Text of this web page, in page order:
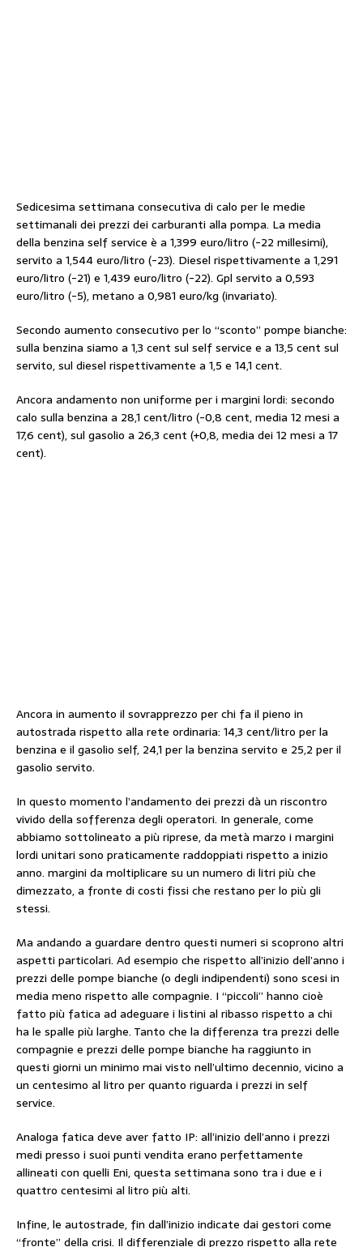
Sedicesima settimana consecutiva di calo per le medie
settimanali dei prezzi dei carburanti alla pompa. La media
della benzina self service è a 1,399 euro/litro (-22 millesimi),
servito a 1,544 euro/litro (-23). Diesel rispettivamente a 1,291
euro/litro (-21) e 1,439 euro/litro (-22). Gpl servito a 0,593
euro/litro (-5), metano a 0,981 euro/kg (invariato).
Secondo aumento consecutivo per lo “sconto” pompe bianche:
sulla benzina siamo a 1,3 cent sul self service e a 13,5 cent sul
servito, sul diesel rispettivamente a 1,5 e 14,1 cent.
Ancora andamento non uniforme per i margini lordi: secondo
calo sulla benzina a 28,1 cent/litro (-0,8 cent, media 12 mesi a
17,6 cent), sul gasolio a 26,3 cent (+0,8, media dei 12 mesi a 17
cent).
Ancora in aumento il sovrapprezzo per chi fa il pieno in
autostrada rispetto alla rete ordinaria: 14,3 cent/litro per la
benzina e il gasolio self, 24,1 per la benzina servito e 25,2 per il
gasolio servito.
In questo momento l’andamento dei prezzi dà un riscontro
vivido della sofferenza degli operatori. In generale, come
abbiamo sottolineato a più riprese, da metà marzo i margini
lordi unitari sono praticamente raddoppiati rispetto a inizio
anno. margini da moltiplicare su un numero di litri più che
dimezzato, a fronte di costi fissi che restano per lo più gli
stessi.
Ma andando a guardare dentro questi numeri si scoprono altri
aspetti particolari. Ad esempio che rispetto all’inizio dell’anno i
prezzi delle pompe bianche (o degli indipendenti) sono scesi in
media meno rispetto alle compagnie. I “piccoli” hanno cioè
fatto più fatica ad adeguare i listini al ribasso rispetto a chi
ha le spalle più larghe. Tanto che la differenza tra prezzi delle
compagnie e prezzi delle pompe bianche ha raggiunto in
questi giorni un minimo mai visto nell’ultimo decennio, vicino a
un centesimo al litro per quanto riguarda i prezzi in self
service.
Analoga fatica deve aver fatto IP: all’inizio dell’anno i prezzi
medi presso i suoi punti vendita erano perfettamente
allineati con quelli Eni, questa settimana sono tra i due e i
quattro centesimi al litro più alti.
Infine, le autostrade, fin dall’inizio indicate dai gestori come
“fronte” della crisi. Il differenziale di prezzo rispetto alla rete